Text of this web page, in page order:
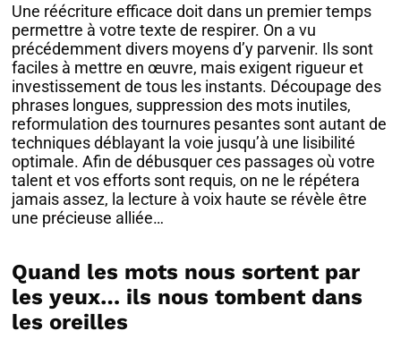
Une réécriture efficace doit dans un premier temps
permettre à votre texte de respirer. On a vu
précédemment divers moyens d’y parvenir. Ils sont
faciles à mettre en œuvre, mais exigent rigueur et
investissement de tous les instants. Découpage des
phrases longues, suppression des mots inutiles,
reformulation des tournures pesantes sont autant de
techniques déblayant la voie jusqu’à une lisibilité
optimale. Afin de débusquer ces passages où votre
talent et vos efforts sont requis, on ne le répétera
jamais assez, la lecture à voix haute se révèle être
une précieuse alliée…
Quand les mots nous sortent par
les yeux… ils nous tombent dans
les oreilles